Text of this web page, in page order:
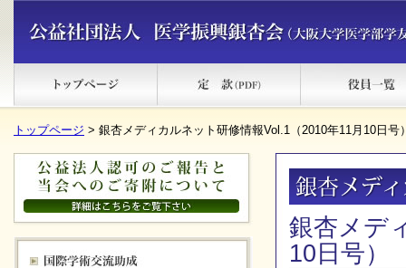
トップページ > 銀杏メディカルネット研修情報Vol.1（2010年11月10日号
銀杏メデ
10日号）